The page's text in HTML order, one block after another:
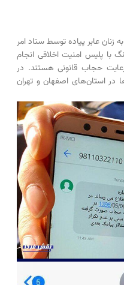
به زنان عابر پیاده توسط ستاد امر
با پلیس امنیت اخلاقی انجام
حجاب قانونی هستند. در
در استان‌های اصفهان و تهران